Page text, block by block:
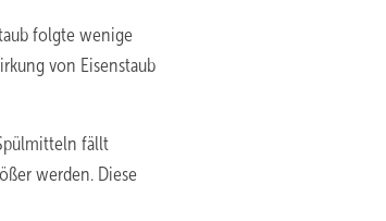
folgte wenige
von Eisenstaub
fällt
werden. Diese